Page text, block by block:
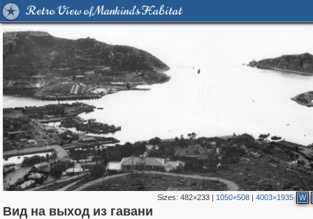
Retro View of Mankind's Habitat
Sizes: 482×233| 1050×508| 4003×1935 W
Вид на выход из гавани
10,982 588
478 1 335 1